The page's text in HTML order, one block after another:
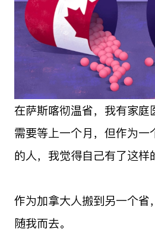
在萨斯喀彻温省，我有家庭
需要等上一个月，但作为一
的人，我觉得自己有了这样
作为加拿大人搬到另一个省
随我而去。